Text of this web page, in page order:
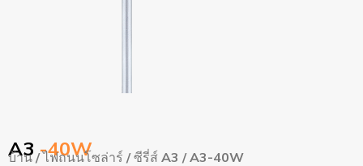
A3 -40W
บ้าน/ไฟถนนโซล่าร์ /ซีรี่ส์ A3 / A3-40W